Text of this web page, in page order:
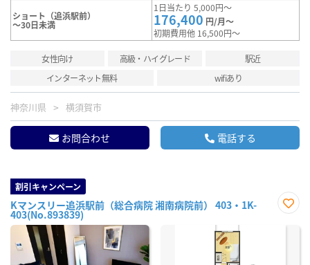
ショート（追浜駅前）
～30日未満
1日当たり 5,000円～
176,400 円/月～
初期費用他 16,500円～
女性向け 高級・ハイグレード
駅近
インターネット無料
wifiあり
神奈川県 横須賀市
お問合わせ 電話する
割引キャンペーン
Kマンスリー追浜駅前（総合病院 湘南病院前） 403・1K-
403(No.893839)
に入